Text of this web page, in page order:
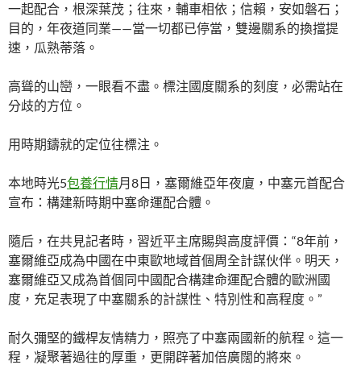
一起配合，根深葉茂；往來，輔車相依；信賴，安如磐石；
目的，年夜道同業——當一切都已停當，雙邊關系的換擋提
速，瓜熟蒂落。
高聳的山巒，一眼看不盡。標注國度關系的刻度，必需站在
分歧的方位。
用時期鑄就的定位往標注。
本地時光5包養行情月8日，塞爾維亞年夜廈，中塞元首配合
宣布：構建新時期中塞命運配合體。
隨后，在共見記者時，習近平主席賜與高度評價：“8年前，
塞爾維亞成為中國在中東歐地域首個周全計謀伙伴。明天，
塞爾維亞又成為首個同中國配合構建命運配合體的歐洲國
度，充足表現了中塞關系的計謀性、特別性和高程度。”
耐久彌堅的鐵桿友情精力，照亮了中塞兩國新的航程。這一
程，凝聚著過往的厚重，更開辟著加倍廣闊的將來。